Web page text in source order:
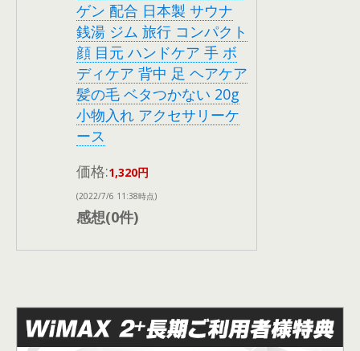
ゲン 配合 日本製 サウナ
銭湯 ジム 旅行 コンパクト
顔 目元 ハンドケア 手 ボ
ディケア 背中 足 ヘアケア
髪の毛 ベタつかない 20g
小物入れ アクセサリーケ
ース
価格:1,320円
(2022/7/6 11:38時点)
感想(0件)